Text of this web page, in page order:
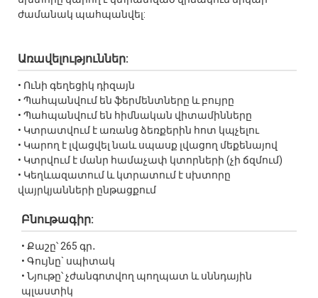
ժամանակ պահպանվել:
Առավելություններ:
• Ունի գեղեցիկ դիզայն
• Պահպանվում են ֆերմենտները և բույրը
• Պահպանվում են հիմնական վիտամինները
• Կտրատվում է առանց ձեռքերին հոտ կպչելու
• Կարող է լվացվել նաև սպասք լվացող մեքենայով
• Կտրվում է մանր համաչափ կտորների (չի ճզմում)
• Կեղևազատում և կտրատում է սխտորը
վայրկյանների ընթացքում
Բնութագիր:
• Քաշը՝ 265 գր․
• Գույնը` սպիտակ
• Նյութը՝ չժանգոտվող պողպատ և սննդային
պլաստիկ